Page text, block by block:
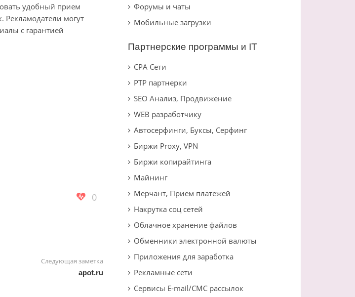
удобный прием
Рекламодатели могут
с гарантией
0
Следующая заметка
apot.ru
Форумы и чаты
Мобильные загрузки
Партнерские программы и IT
CPA Сети
PTP партнерки
SEO Анализ, Продвижение
WEB разработчику
Автосерфинги, Буксы, Серфинг
Биржи Proxy, VPN
Биржи копирайтинга
Майнинг
Мерчант, Прием платежей
Накрутка соц сетей
Облачное хранение файлов
Обменники электронной валюты
Приложения для заработка
Рекламные сети
Сервисы E-mail/СМС рассылок